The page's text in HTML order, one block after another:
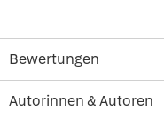
Bewertungen
Autorinnen & Autoren